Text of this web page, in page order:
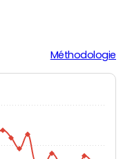
Méthodologie